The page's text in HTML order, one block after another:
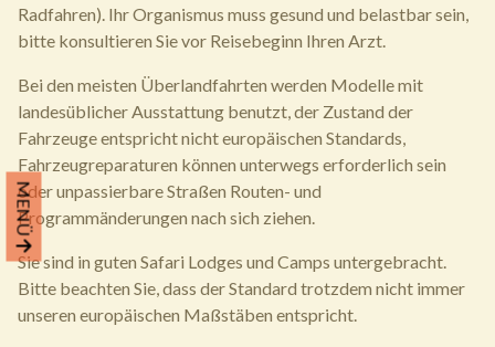
MENÜ
Radfahren). Ihr Organismus muss gesund und belastbar sein,
bitte konsultieren Sie vor Reisebeginn Ihren Arzt.
Bei den meisten Überlandfahrten werden Modelle mit
landesüblicher Ausstattung benutzt, der Zustand der
Fahrzeuge entspricht nicht europäischen Standards,
Fahrzeugreparaturen können unterwegs erforderlich sein
oder unpassierbare Straßen Routen- und
Programmänderungen nach sich ziehen.
Sie sind in guten Safari Lodges und Camps untergebracht.
Bitte beachten Sie, dass der Standard trotzdem nicht immer
unseren europäischen Maßstäben entspricht.